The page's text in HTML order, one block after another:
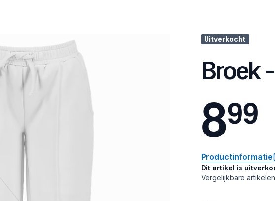
Uitverkocht
Broek
899
Productinformatie
Dit artikel is
Vergelijkbare